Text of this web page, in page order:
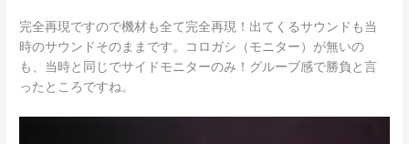
完全再現ですので機材も全て完全再現！出てくるサウンドも当
時のサウンドそのままです。コロガシ（モニター）が無いの
も、当時と同じでサイドモニターのみ！グルーブ感で勝負と言
ったところですね。